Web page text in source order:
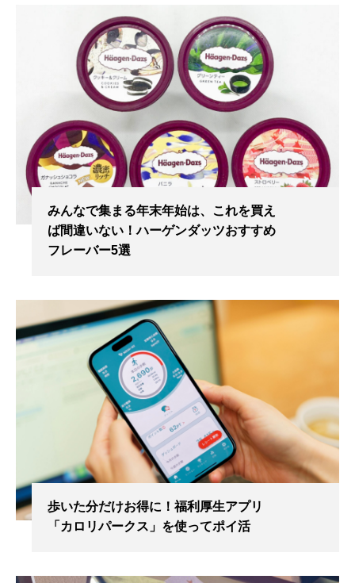
みんなで集まる年末年始は、これを買え
ば間違いない！ハーゲンダッツおすすめ
フレーバー5選
歩いた分だけお得に！福利厚生アプリ
「カロリパークス」を使ってポイ活